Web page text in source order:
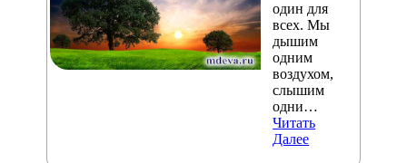
один для
всех. Мы
дышим
одним
воздухом,
слышим
одни…
Читать
Далее